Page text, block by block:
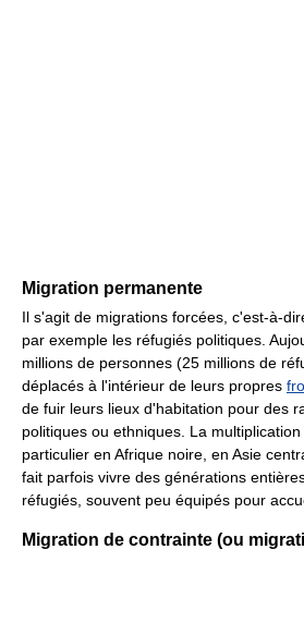
Migration permanente
Il s'agit de migrations forcées, c'est-à-
par exemple les réfugiés politiques.
millions de personnes (25 millions de
déplacés à l'intérieur de leurs propres
de fuir leurs lieux d'habitation pour des
politiques ou ethniques. La
particulier en Afrique noire, en Asie
fait parfois vivre des générations
réfugiés, souvent peu équipés pour
Migration de contrainte (ou